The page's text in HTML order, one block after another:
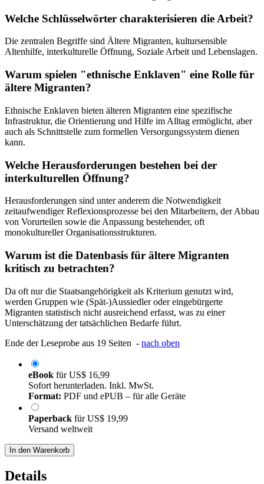
Welche Schlüsselwörter charakterisieren die Arbeit?
Die zentralen Begriffe sind Ältere Migranten, kultursensible
Altenhilfe, interkulturelle Öffnung, Soziale Arbeit und Lebenslagen.
Warum spielen "ethnische Enklaven" eine Rolle für
ältere Migranten?
Ethnische Enklaven bieten älteren Migranten eine spezifische
Infrastruktur, die Orientierung und Hilfe im Alltag ermöglicht, aber
auch als Schnittstelle zum formellen Versorgungssystem dienen
kann.
Welche Herausforderungen bestehen bei der
interkulturellen Öffnung?
Herausforderungen sind unter anderem die Notwendigkeit
zeitaufwendiger Reflexionsprozesse bei den Mitarbeitern, der Abbau
von Vorurteilen sowie die Anpassung bestehender, oft
monokultureller Organisationsstrukturen.
Warum ist die Datenbasis für ältere Migranten
kritisch zu betrachten?
Da oft nur die Staatsangehörigkeit als Kriterium genutzt wird,
werden Gruppen wie (Spät-)Aussiedler oder eingebürgerte
Migranten statistisch nicht ausreichend erfasst, was zu einer
Unterschätzung der tatsächlichen Bedarfe führt.
Ende der Leseprobe aus 19 Seiten - nach oben
eBook fürUS$ 16,99
Sofort herunterladen. Inkl. MwSt.
Format: PDF und ePUB – für alle Geräte
Paperback fürUS$ 19,99
Versand weltweit
In den Warenkorb
Details